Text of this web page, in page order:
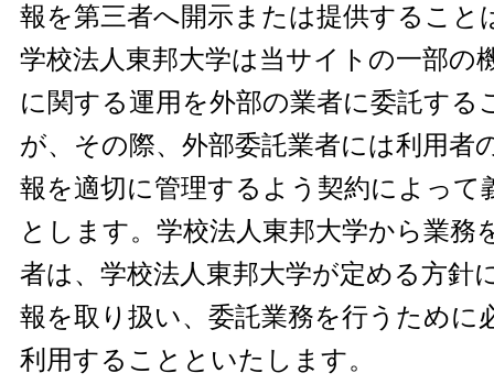
報を第三者へ開示または提供すること
学校法人東邦大学は当サイトの一部の
に関する運用を外部の業者に委託する
が、その際、外部委託業者には利用者
報を適切に管理するよう契約によって
とします。学校法人東邦大学から業務
者は、学校法人東邦大学が定める方針
報を取り扱い、委託業務を行うために
利用することといたします。